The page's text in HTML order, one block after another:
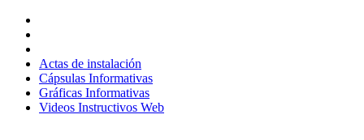
contenido
Actas de instalación
Cápsulas Informativas
Gráficas Informativas
Videos Instructivos Web